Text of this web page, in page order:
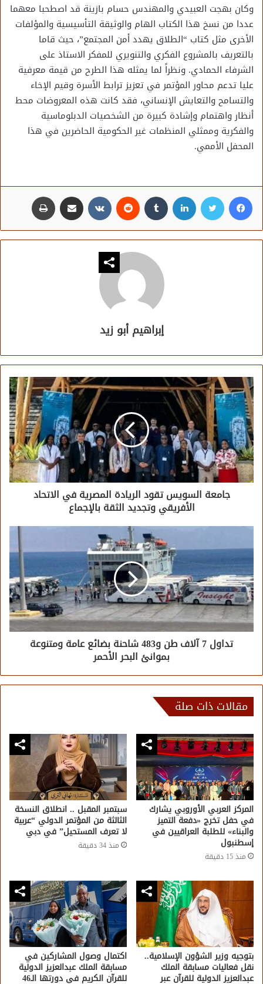
وكان بهجت العبيدي والمهندس حسام بازينة قد اصطحبا معهما
عددا من نسخ هذا الكتاب الهام والوثيقة التأسيسية والمؤلفات
الأخرى مثل كتاب “الطلاق يهدد أمن المجتمع”، حيث قاما
بالتعريف بالمشروع الفكري والتنويري للمفكر الاستاذ على
الشرفاء الحمادي. ونظراً لما يمثله هذا الطرح من قيمة معرفية
عليا تدعم محاور المؤتمر في تعزيز ترابط الأسرة وقيم الإخاء
والتسامح والتعايش الإنساني، فقد كانت هذه المعروضات محط
أنظار واهتمام وإشادة كبيرة من الشخصيات الدبلوماسية
والفكرية وممثلي المنظمات غير الحكومية الحاضرين في هذا
المحفل الأممي.
فيسبوك تويتر لينكدإن مشاركة عبر البريد
إبراهيم أبو زيد
جامعة السويس تقود الريادة المصرية في الاتحاد
الأفريقي وتجديد الثقة بالإجماع
تداول 7 آلاف طن و483 شاحنة بضائع عامة ومتنوعة
بموانئ البحر الأحمر
مقالات ذات صلة
المركز العربي الأوروبي يشارك
في حفل تخرج «دفعة التميز
والبناء» للطلبة العراقيين في
إسطنبول
منذ 15 دقيقة
سبتمبر المقبل .. انطلاق النسخة
الثالثة من المؤتمر الدولي “عربية
لا تعرف المستحيل” في دبي
منذ 34 دقيقة
بتوجيه وزير الشؤون الإسلامية..
نقل فعاليات مسابقة الملك
عبدالعزيز الدولية للقرآن عبر
اكتمال وصول المشاركين في
مسابقة الملك عبدالعزيز الدولية
للقرآن الكريم في دورتها الـ46